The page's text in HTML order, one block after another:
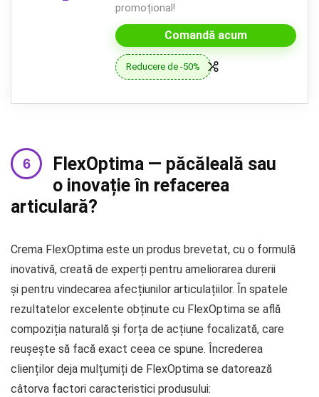
promoțional!
Comandă acum
Reducere de -50%
FlexOptima — păcăleală sau
o inovație în refacerea
articulară?
Crema FlexOptima este un produs brevetat, cu o formulă
inovativă, creată de experți pentru ameliorarea durerii
și pentru vindecarea afecțiunilor articulațiilor. În spatele
rezultatelor excelente obținute cu FlexOptima se află
compoziția naturală și forța de acțiune focalizată, care
reușește să facă exact ceea ce spune. Încrederea
clienților deja mulțumiți de FlexOptima se datorează
câtorva factori caracteristici produsului: